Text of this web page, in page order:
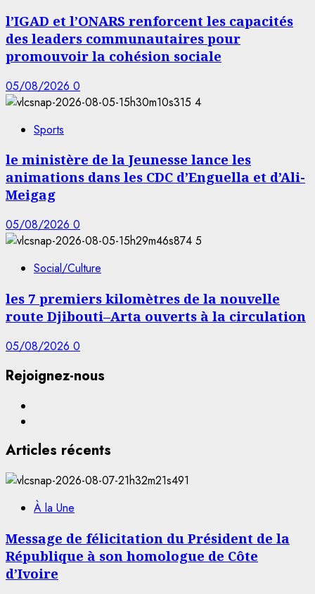
l’IGAD et l’ONARS renforcent les capacités
des leaders communautaires pour
promouvoir la cohésion sociale
05/08/2026 0
4
Sports
le ministère de la Jeunesse lance les
animations dans les CDC d’Enguella et d’Ali-
Meigag
05/08/2026 0
5
Social/Culture
les 7 premiers kilomètres de la nouvelle
route Djibouti–Arta ouverts à la circulation
05/08/2026 0
Rejoignez-nous
Articles récents
À la Une
Message de félicitation du Président de la
République à son homologue de Côte
d’Ivoire